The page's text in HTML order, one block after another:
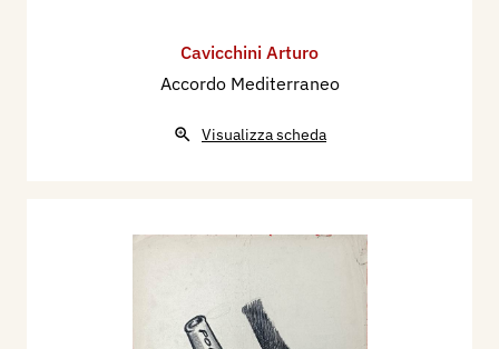
Cavicchini Arturo
Accordo Mediterraneo
Visualizza scheda